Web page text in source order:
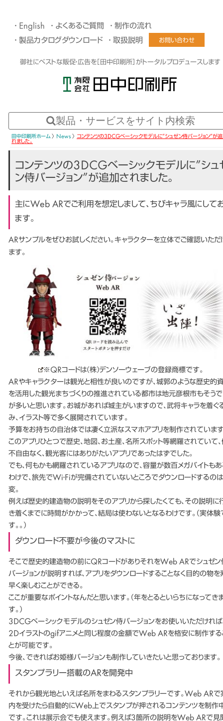
English よくあるご質問
制作の流れ
製品カタログダウンロード
取扱説明 お問い合わせ
御社にベストな販促・広告を［田中印刷所］がトータルプロデュースします
田中印刷所ホーム〉 News 〉
コンテンツの3DCGベーシックモデルに”シュゼン侍バージョン”が
れました。
コンテンツの3DCGベーシックモデルに”シュ
ン侍バージョン”が追加されました。
主にWeb ARでご利用を想定しまして、ちびキャラ風にして
ます。
ARサンプルをぜひお試しください。キャラクターを立体でご確認いただ
ます。
※QRコードは(株)デンソーウェーブの登録商標です。
ARやキャラクターは観光と相性が良いのですが、城郭のような歴史的
を活用した観光まちづくりの推進されている都市は地元彦根市もそう
が多いと思います。お城があれば城主がいますので、武将キャラを着ぐ
み、イラスト等で多く展開されています。
予算をお持ちの自治体では凄く立派なスマホアプリを制作されています
このアプリひとつで歴史、地図、お土産、名所スポット等網羅されていて
不自由なく、観光客にはありがたいアプリであったはずでした。
でも、何もかも網羅されているアプリなので、容量が数百メガバイトも
わけで、旅先でWi-Fiが完備されていないところでダウンロードするの
変。
例えば歴史的建造物の説明をそのアプリから探したくても、その説明に
き着くまでに時間がかかって、結局は使わないとなるわけです。（実体験
す。。）
ダウンロード不要が今後のマストに
そこで歴史的建造物の前にQRコードがありそれをWeb ARでシュゼン
バージョンが説明すれば、アプリをダウンロードすることなく目的の物を
早く楽しむことができる。
ここが重要なポイントなんだと思います。（年をとるといらちになってき
す。）
3DCGベーシックモデルのシュゼン侍バージョンをお使いいただければ
2Dイラストのgifアニメと同じ程度の金額でWeb ARを格安に制作する
とが可能です。
今後、できればお姫様バージョンも制作していきたいと思っております。
スタンプラリー搭載のARを開発中
それから観光地といえば名所をまわるスタンプラリーです。Web ARで
内を受けたら自動的にWeb上でスタンプが押されるコンテンツを制作
です。これは展示会でも使えます。例えば3箇所の説明をWeb ARで見